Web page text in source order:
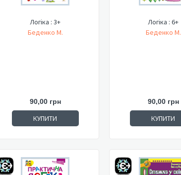
Логіка : 3+
Беденко М.
90,00 грн
КУПИТИ
Логіка : 6+
Беденко М.
90,00 грн
КУПИТИ